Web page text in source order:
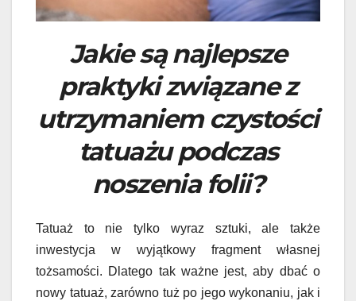
Jakie są najlepsze
praktyki związane z
utrzymaniem czystości
tatuażu podczas
noszenia folii?
Tatuaż to nie tylko wyraz sztuki, ale także
inwestycja w wyjątkowy fragment własnej
tożsamości. Dlatego tak ważne jest, aby dbać o
nowy tatuaż, zarówno tuż po jego wykonaniu, jak i